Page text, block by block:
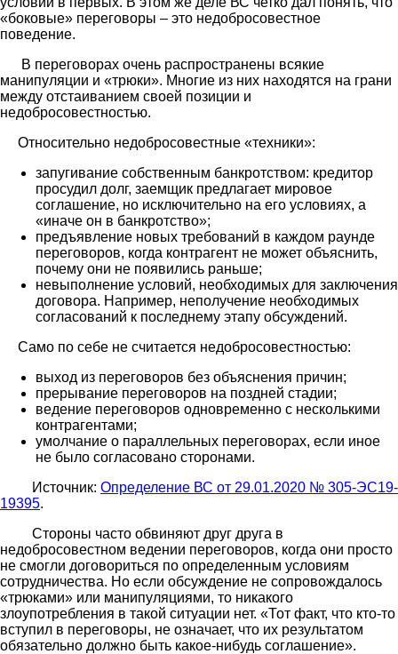
«боковые» переговоры – это недобросовестное
поведение.
В переговорах очень распространены всякие
манипуляции и «трюки». Многие из них находятся на грани
между отстаиванием своей позиции и
недобросовестностью.
Относительно недобросовестные «техники»:
запугивание собственным банкротством: кредитор
просудил долг, заемщик предлагает мировое
соглашение, но исключительно на его условиях, а
«иначе он в банкротство»;
предъявление новых требований в каждом раунде
переговоров, когда контрагент не может объяснить,
почему они не появились раньше;
невыполнение условий, необходимых для заключения
договора. Например, неполучение необходимых
согласований к последнему этапу обсуждений.
Само по себе не считается недобросовестностью:
выход из переговоров без объяснения причин;
прерывание переговоров на поздней стадии;
ведение переговоров одновременно с несколькими
контрагентами;
умолчание о параллельных переговорах, если иное
не было согласовано сторонами.
Источник: Определение ВС от 29.01.2020 № 305-ЭС19-
19395.
Стороны часто обвиняют друг друга в
недобросовестном ведении переговоров, когда они просто
не смогли договориться по определенным условиям
сотрудничества. Но если обсуждение не сопровождалось
«трюками» или манипуляциями, то никакого
злоупотребления в такой ситуации нет. «Тот факт, что кто-то
вступил в переговоры, не означает, что их результатом
обязательно должно быть какое-нибудь соглашение».